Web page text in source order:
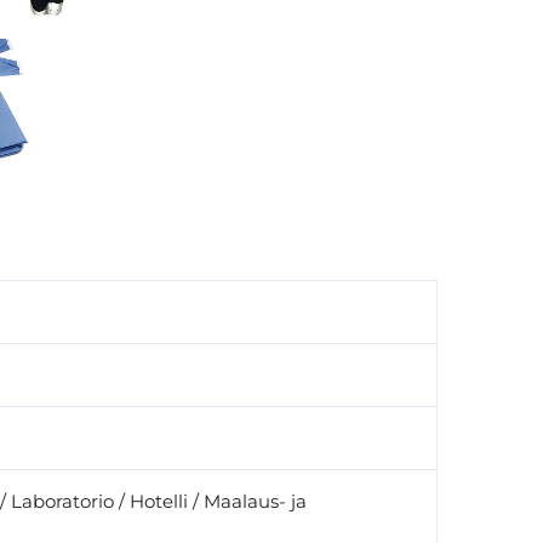
/ Hotelli / Maalaus- ja